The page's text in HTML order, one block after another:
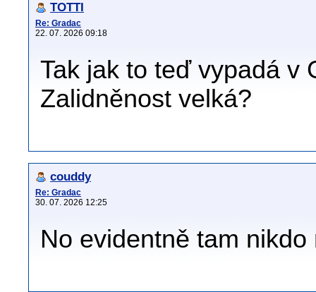
TOTTI
Re: Gradac
22. 07. 2026 09:18
Tak jak to teď vypadá v
Zalidněnost velká?
couddy
Re: Gradac
30. 07. 2026 12:25
No evidentně tam nikdo